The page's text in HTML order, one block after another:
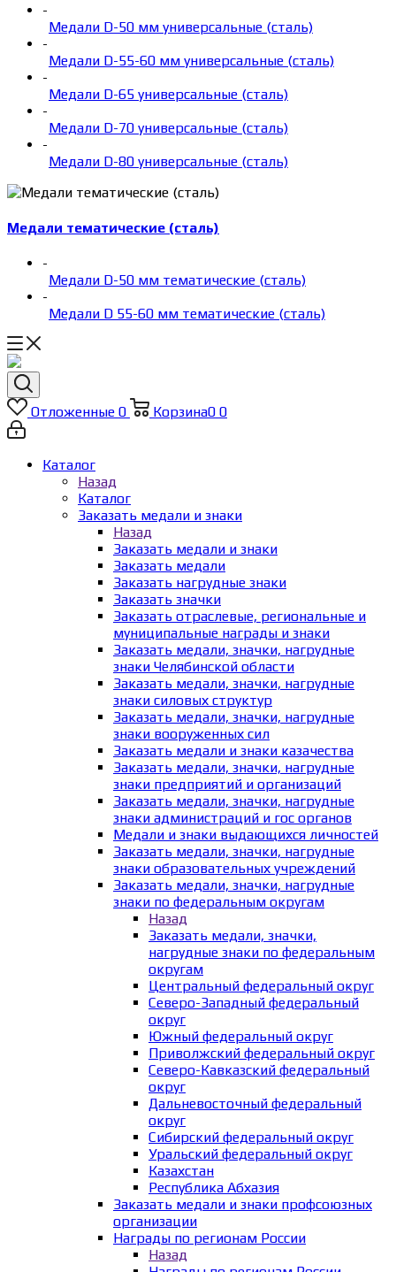
-
Медали D-50 мм универсальные (сталь)
-
Медали D-55-60 мм универсальные (сталь)
-
Медали D-65 универсальные (сталь)
-
Медали D-70 универсальные (сталь)
-
Медали D-80 универсальные (сталь)
Медали тематические (сталь)
-
Медали D-50 мм тематические (сталь)
-
Медали D 55-60 мм тематические (сталь)
Отложенные 0 Корзина0 0
Каталог
Назад
Каталог
Заказать медали и знаки
Назад
Заказать медали и знаки
Заказать медали
Заказать нагрудные знаки
Заказать значки
Заказать отраслевые, региональные и
муниципальные награды и знаки
Заказать медали, значки, нагрудные
знаки Челябинской области
Заказать медали, значки, нагрудные
знаки силовых структур
Заказать медали, значки, нагрудные
знаки вооруженных сил
Заказать медали и знаки казачества
Заказать медали, значки, нагрудные
знаки предприятий и организаций
Заказать медали, значки, нагрудные
знаки администраций и гос органов
Медали и знаки выдающихся личностей
Заказать медали, значки, нагрудные
знаки образовательных учреждений
Заказать медали, значки, нагрудные
знаки по федеральным округам
Назад
Заказать медали, значки,
нагрудные знаки по федеральным
округам
Центральный федеральный округ
Северо-Западный федеральный
округ
Южный федеральный округ
Приволжский федеральный округ
Северо-Кавказский федеральный
округ
Дальневосточный федеральный
округ
Сибирский федеральный округ
Уральский федеральный округ
Казахстан
Республика Абхазия
Заказать медали и знаки профсоюзных
организации
Награды по регионам России
Назад